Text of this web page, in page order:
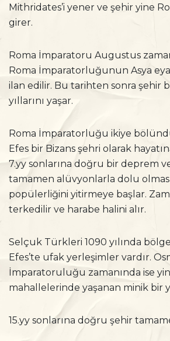
Mithridates’i yener ve şehir yine
girer.
Roma İmparatoru Augustus
Roma İmparatorluğunun Asya
ilan edilir. Bu tarihten sonra şehir
yıllarını yaşar.
Roma İmparatorluğu ikiye
Efes bir Bizans şehri olarak
7.yy sonlarına doğru bir deprem
tamamen alüvyonlarla dolu
popülerliğini yitirmeye başlar.
terkedilir ve harabe halini alır.
Selçuk Türkleri 1090 yılında
Efes’te ufak yerleşimler vardır.
İmparatoruluğu zamanında ise
mahallelerinde yaşanan minik bir
15.yy sonlarına doğru şehir